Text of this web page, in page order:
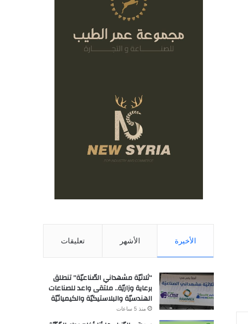
الأخيرة الأشهر تعليقات
“ثلاثيّة مشهداني الصّناعيّة” تنطلق
برعاية وزاريّة.. ملتقى واعد للصناعات
الهندسيّة والبلاستيكيّة والكيميائيّة
منذ 5 ساعات